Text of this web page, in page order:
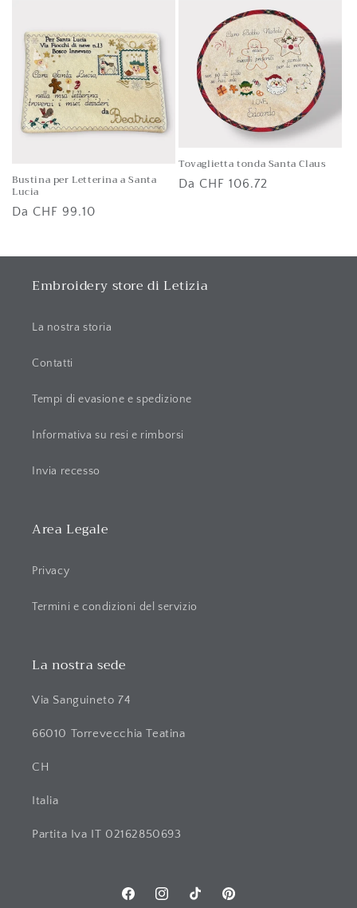
Bustina per Letterina a Santa
Lucia
Prezzo
Da CHF 99.10
Tovaglietta tonda Santa Claus
Prezzo
Da CHF 106.72
Embroidery store di Letizia
La nostra storia
Contatti
Tempi di evasione e spedizione
Informativa su resi e rimborsi
Invia recesso
Area Legale
Privacy
Termini e condizioni del servizio
La nostra sede
Via Sanguineto 74
66010 Torrevecchia Teatina
CH
Italia
Partita Iva IT 02162850693
FacebookInstagramTikTok Pinterest